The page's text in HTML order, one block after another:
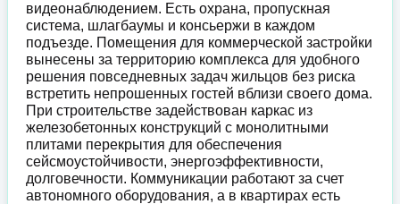
видеонаблюдением. Есть охрана, пропускная
система, шлагбаумы и консьержи в каждом
подъезде. Помещения для коммерческой застройки
вынесены за территорию комплекса для удобного
решения повседневных задач жильцов без риска
встретить непрошенных гостей вблизи своего дома.
При строительстве задействован каркас из
железобетонных конструкций с монолитными
плитами перекрытия для обеспечения
сейсмоустойчивости, энергоэффективности,
долговечности. Коммуникации работают за счет
автономного оборудования, а в квартирах есть